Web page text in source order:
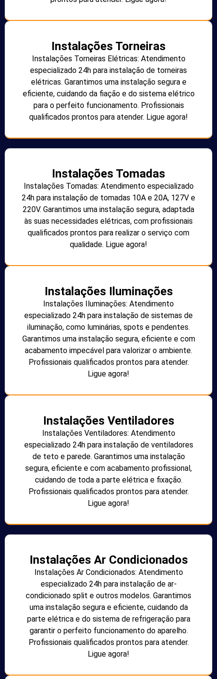
Instalações Torneiras
Instalações Torneiras Elétricas: Atendimento
especializado 24h para instalação de torneiras
elétricas. Garantimos uma instalação segura e
eficiente, cuidando da fiação e do sistema elétrico
para o perfeito funcionamento. Profissionais
qualificados prontos para atender. Ligue agora!
Instalações Tomadas
Instalações Tomadas: Atendimento especializado
24h para instalação de tomadas 10A e 20A, 127V e
220V. Garantimos uma instalação segura, adaptada
às suas necessidades elétricas, com profissionais
qualificados prontos para realizar o serviço com
qualidade. Ligue agora!
Instalações Iluminações
Instalações Iluminações: Atendimento
especializado 24h para instalação de sistemas de
iluminação, como luminárias, spots e pendentes.
Garantimos uma instalação segura, eficiente e com
acabamento impecável para valorizar o ambiente.
Profissionais qualificados prontos para atender.
Ligue agora!
Instalações Ventiladores
Instalações Ventiladores: Atendimento
especializado 24h para instalação de ventiladores
de teto e parede. Garantimos uma instalação
segura, eficiente e com acabamento profissional,
cuidando de toda a parte elétrica e fixação.
Profissionais qualificados prontos para atender.
Ligue agora!
Instalações Ar Condicionados
Instalações Ar Condicionados: Atendimento
especializado 24h para instalação de ar-
condicionado split e outros modelos. Garantimos
uma instalação segura e eficiente, cuidando da
parte elétrica e do sistema de refrigeração para
garantir o perfeito funcionamento do aparelho.
Profissionais qualificados prontos para atender.
Ligue agora!